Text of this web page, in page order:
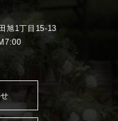
旭1丁目15-13